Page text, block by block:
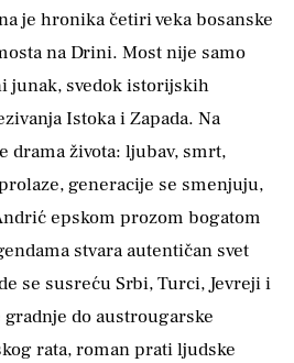
je hronika četiri veka bosanske
na Drini. Most nije samo
junak, svedok istorijskih
Istoka i Zapada. Na
drama života: ljubav, smrt,
generacije se smenjuju,
epskom prozom bogatom
stvara autentičan svet
se susreću Srbi, Turci, Jevreji i
do austrougarske
rata, roman prati ljudske